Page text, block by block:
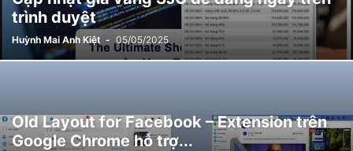
trình duyệt
Huỳnh Mai Anh Kiệt - 05/05/2025
Old Layout for Facebook – Extension trên
Google Chrome hỗ trợ...